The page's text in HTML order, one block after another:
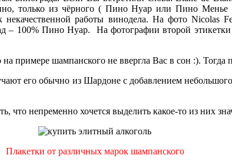
только из чёрного ( Пино Нуар или Пино
работы винодела. На фото Nicolas
– 100% Пино Нуар. На фотографии второй
примере шампанского не ввергла Вас в сон :).
его обычно из Шардоне с добавлением
непременно хочется выделить какое-то из них
Плакетки от различных марок шампанского